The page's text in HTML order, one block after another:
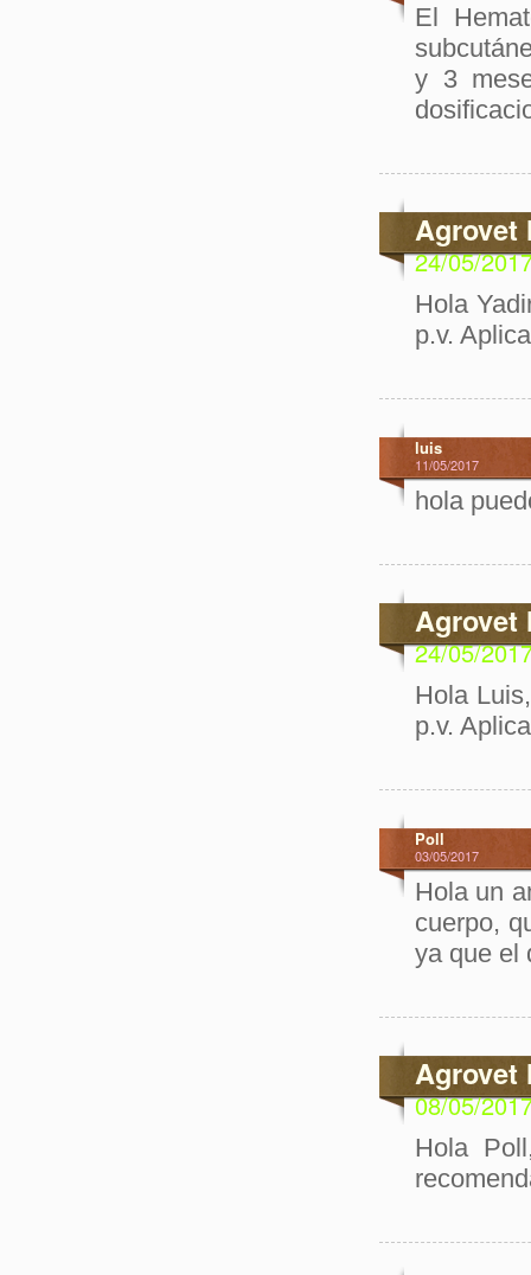
El
y 3
Agrovet
24/05/
Hola
p.v.
luis
11/05/2017
hola
Agrovet
24/05/
Hola
p.v.
Poll
03/05/2017
Hola un
cuerpo,
ya que el
Agrovet
08/05/
Hola